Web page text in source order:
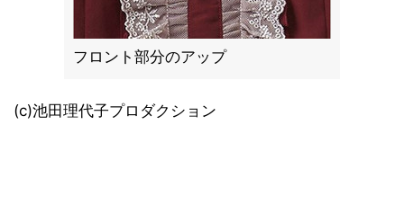
フロント部分のアップ
(c)池田理代子プロダクション